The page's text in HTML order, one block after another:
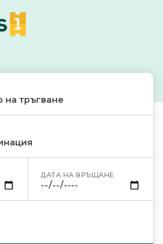
на тръгване
ДАТА НА ВРЪЩАНЕ